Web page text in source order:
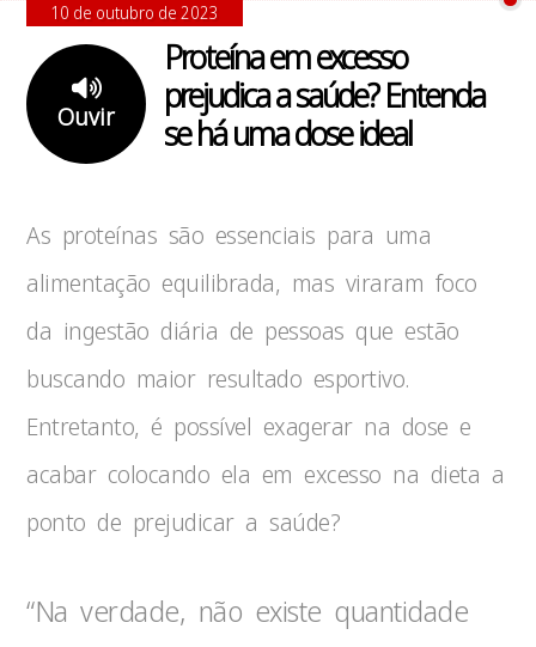
Proteína em excesso
prejudica a saúde? Entenda
se há uma dose ideal
Ouvir
10 de outubro de 2023
As proteínas são essenciais para uma
alimentação equilibrada, mas viraram foco
da ingestão diária de pessoas que estão
buscando maior resultado esportivo.
Entretanto, é possível exagerar na dose e
acabar colocando ela em excesso na dieta a
ponto de prejudicar a saúde?
“Na verdade, não existe quantidade